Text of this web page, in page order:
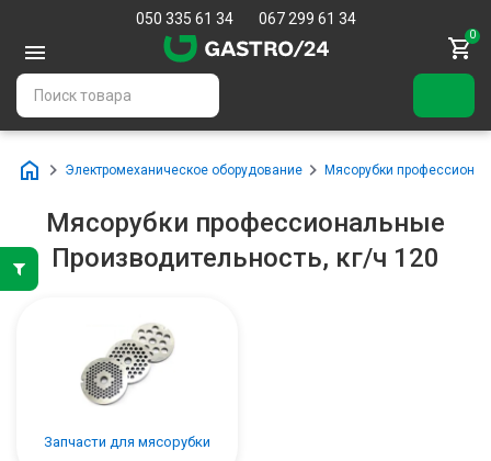
050 335 61 34 067 299 61 34
0
Электромеханическое оборудование Мясорубки
Мясорубки профессиональные
Производительность, кг/ч 120
Запчасти для мясорубки